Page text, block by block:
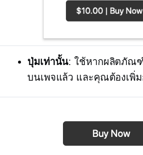
ปุ่มเท่านั้น: ใช้หากผลิตภัณ
บนเพจแล้ว และคุณต้องเพิ่ม